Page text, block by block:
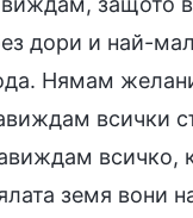
дори и най-
Нямам
всички
всичко,
земя вони